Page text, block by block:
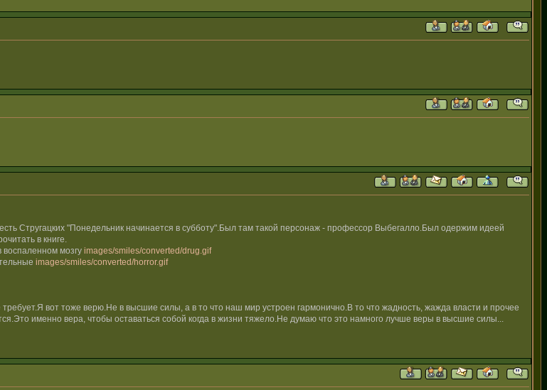
Стругацких "Понедельник начинается в субботу".Был там такой персонаж - профессор Выбегалло.Был одержим идеей
в книге.
воспаленном мозгу images/smiles/converted/drug.gif
images/smiles/converted/horror.gif
требует.Я вот тоже верю.Не в высшие силы, а в то что наш мир устроен гармонично.В то что жадность, жажда власти и прочее
именно вера, чтобы оставаться собой когда в жизни тяжело.Не думаю что это намного лучше веры в высшие силы...